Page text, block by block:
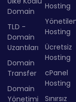
Domain
TLD -
Domain
Uzantıları
Domain
Transfer
Domain
Yönetimi
Hosting
Hosting
Ücretsiz
Hosting
cPanel
Hosting
Sınırsız